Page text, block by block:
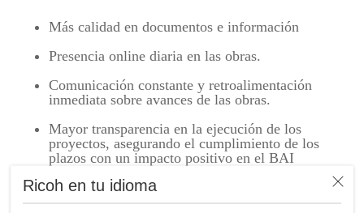
Ricoh en tu idioma
Más calidad en documentos e información
Presencia online diaria en las obras.
Comunicación constante y retroalimentación
inmediata sobre avances de las obras.
Mayor transparencia en la ejecución de los
proyectos, asegurando el cumplimiento de los
plazos con un impacto positivo en el BAI
(Instituto de Administración Bancaria, formato de
archivo para la realización de informes
electrónicos de balance de gestión de efectivo) de